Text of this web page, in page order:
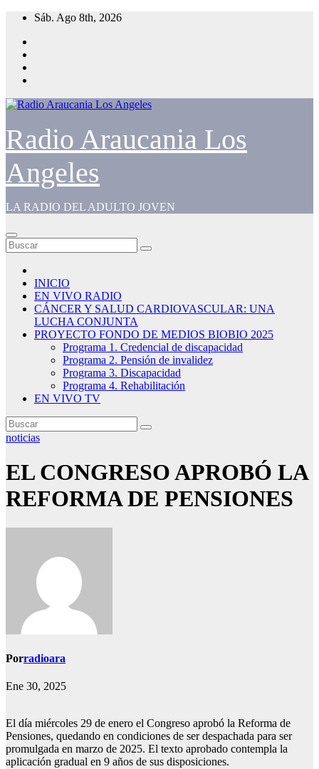
Saltar
contenido
Sáb. Ago 8th, 2026
Radio Araucania Los
Angeles
LA RADIO DEL ADULTO JOVEN
INICIO
EN VIVO RADIO
CÁNCER Y SALUD CARDIOVASCULAR: UNA
LUCHA CONJUNTA
PROYECTO FONDO DE MEDIOS BIOBIO 2025
Programa 1. Credencial de discapacidad
Programa 2. Pensión de invalidez
Programa 3. Discapacidad
Programa 4. Rehabilitación
EN VIVO TV
noticias
EL CONGRESO APROBÓ LA
REFORMA DE PENSIONES
Porradioara
Ene 30, 2025
El día miércoles 29 de enero el Congreso aprobó la Reforma de
Pensiones, quedando en condiciones de ser despachada para ser
promulgada en marzo de 2025. El texto aprobado contempla la
aplicación gradual en 9 años de sus disposiciones.